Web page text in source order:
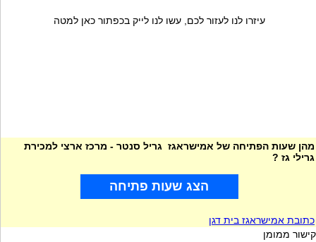
עיזרו לנו לעזור לכם, עשו לנו לייק בכפתור כאן למטה
מהן שעות הפתיחה של אמישראגז גריל סנטר - מרכז ארצי למכירת
גרילי גז ?
הצג שעות פתיחה
כתובת אמישראגז בית דגן
קישור ממומן